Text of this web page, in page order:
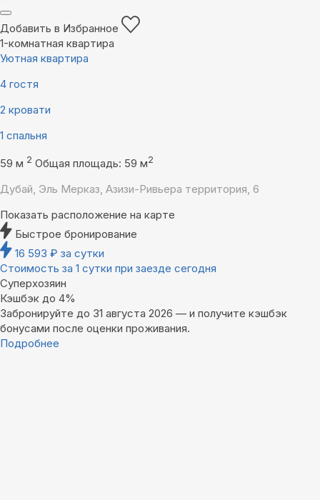
Добавить в Избранное
1-комнатная квартира
Уютная квартира
4 гостя
2 кровати
1 спальня
59 м 2 Общая площадь: 59 м2
Дубай, Эль Мерказ, Азизи-Ривьера территория, 6
Показать расположение на карте
Быстрое бронирование
16 593 ₽ за сутки
Стоимость за 1 сутки при заезде сегодня
Суперхозяин
Кэшбэк до 4%
Забронируйте до 31 августа 2026 — и получите кэшбэк
бонусами после оценки проживания.
Подробнее